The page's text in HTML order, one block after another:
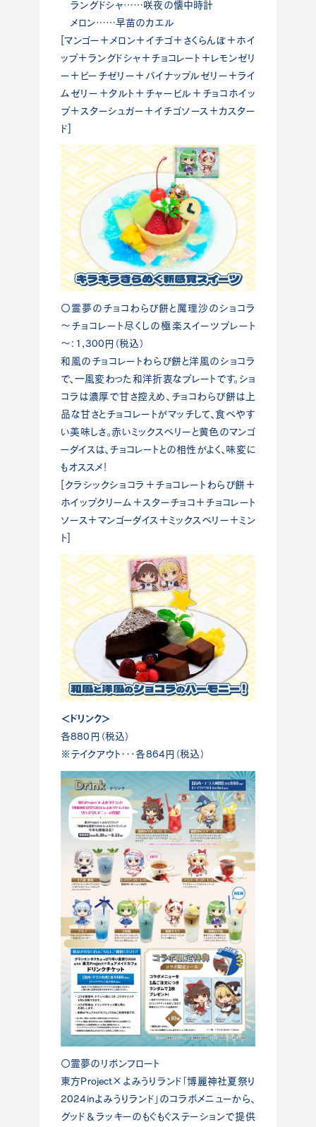
ラングドシャ……咲夜の懐中時計
メロン……早苗のカエル
[マンゴー＋メロン＋イチゴ＋さくらんぼ＋ホイ
ップ＋ラングドシャ＋チョコレート＋レモンゼリ
ー＋ピーチゼリー＋パイナップルゼリー＋ライ
ムゼリー＋タルト＋チャービル＋チョコホイッ
プ＋スターシュガー＋イチゴソース＋カスター
ド]
〇霊夢のチョコわらび餅と魔理沙のショコラ
～チョコレート尽くしの極楽スイーツプレート
～：1,300円（税込）
和風のチョコレートわらび餅と洋風のショコラ
で、一風変わった和洋折衷なプレートです。ショ
コラは濃厚で甘さ控えめ、チョコわらび餅は上
品な甘さとチョコレートがマッチして、食べやす
い美味しさ。赤いミックスベリーと黄色のマンゴ
ーダイスは、チョコレートとの相性がよく、味変に
もオススメ！
[クラシックショコラ＋チョコレートわらび餅＋
ホイップクリーム＋スターチョコ＋チョコレート
ソース＋マンゴーダイス＋ミックスベリー＋ミン
ト]
＜ドリンク＞
各880円（税込）
※テイクアウト･･･各864円（税込）
〇霊夢のリボンフロート
東方Project×よみうりランド「博麗神社夏祭り
2024inよみうりランド」のコラボメニューから、
グッド＆ラッキーのもぐもぐステーションで提供